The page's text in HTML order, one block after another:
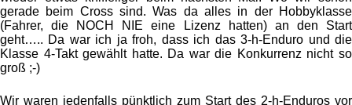
gerade beim Cross sind. Was da alles in der Hobbyklasse
(Fahrer, die NOCH NIE eine Lizenz hatten) an den Start
geht….. Da war ich ja froh, dass ich das 3-h-Enduro und die
Klasse 4-Takt gewählt hatte. Da war die Konkurrenz nicht so
groß ;-)
Wir waren jedenfalls pünktlich zum Start des 2-h-Enduros vor